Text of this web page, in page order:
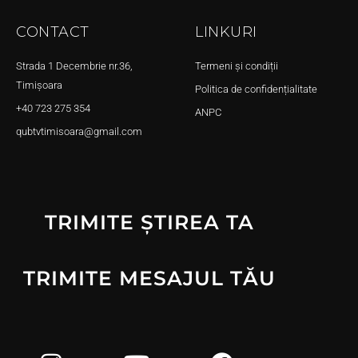
CONTACT
Strada 1 Decembrie nr.36,
Timișoara
+40 723 275 354
qubtvtimisoara@gmail.com
LINKURI
Termeni și condiții
Politica de confidențialitate
ANPC
TRIMITE ȘTIREA TA
TRIMITE MESAJUL TĂU